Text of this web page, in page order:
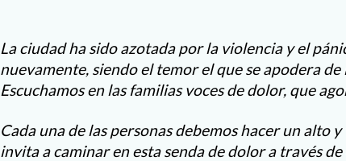
La ciudad ha sido azotada por la violencia y el
nuevamente, siendo el temor el que se apodera de
Escuchamos en las familias voces de dolor, que
Cada una de las personas debemos hacer un alto
invita a caminar en esta senda de dolor a través